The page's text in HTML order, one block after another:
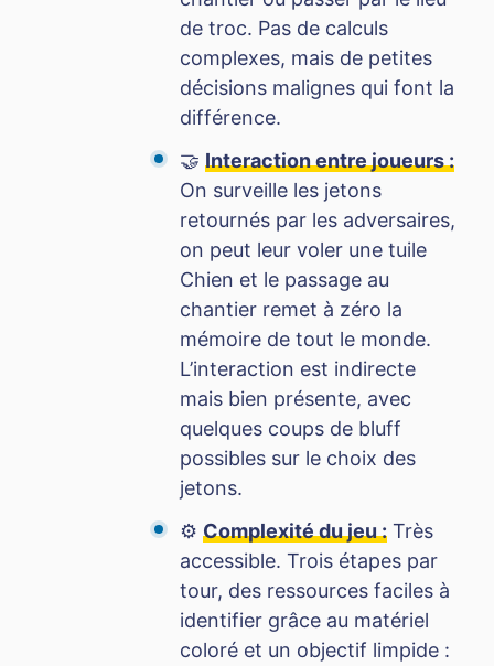
de troc. Pas de calculs
complexes, mais de petites
décisions malignes qui font la
différence.
🤝 Interaction entre joueurs :
On surveille les jetons
retournés par les adversaires,
on peut leur voler une tuile
Chien et le passage au
chantier remet à zéro la
mémoire de tout le monde.
L’interaction est indirecte
mais bien présente, avec
quelques coups de bluff
possibles sur le choix des
jetons.
⚙️ Complexité du jeu : Très
accessible. Trois étapes par
tour, des ressources faciles à
identifier grâce au matériel
coloré et un objectif limpide :